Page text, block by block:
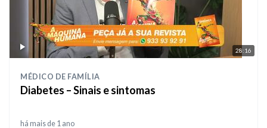
28:16
MÉDICO DE FAMÍLIA
Diabetes – Sinais e sintomas
há mais de 1 ano